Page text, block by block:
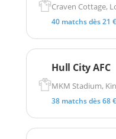
Craven Cottage,
40 matchs dès 21 €
Hull City AFC
MKM Stadium,
38 matchs dès 68 €